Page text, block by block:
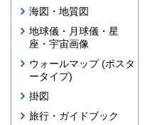
海図・地質図
地球儀・月球儀・星
座・宇宙画像
ウォールマップ (ポスタ
ータイプ)
掛図
旅行・ガイドブック